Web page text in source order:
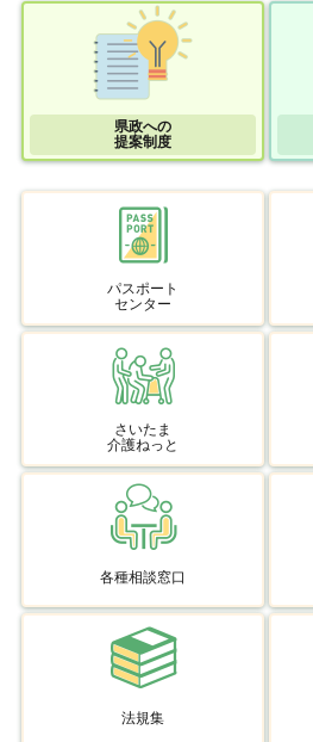
県政への
提案制度
パスポート
センター
さいたま
介護ねっと
各種相談窓口
法規集